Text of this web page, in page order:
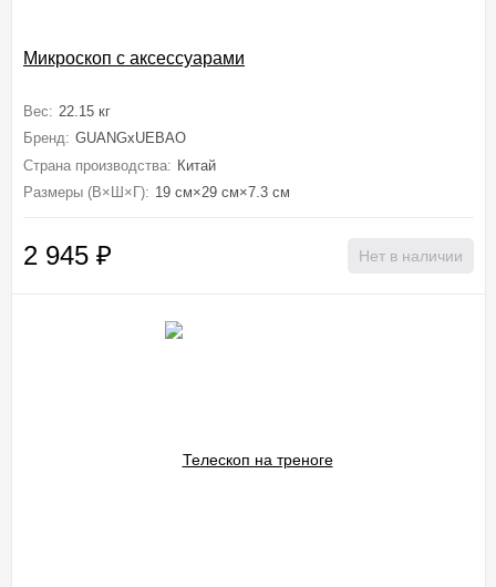
Микроскоп с аксессуарами
Вес: 22.15 кг
Бренд: GUANGxUEBAO
Страна производства: Китай
Размеры (В×Ш×Г): 19 см×29 см×7.3 см
2 945 ₽ Нет в наличии